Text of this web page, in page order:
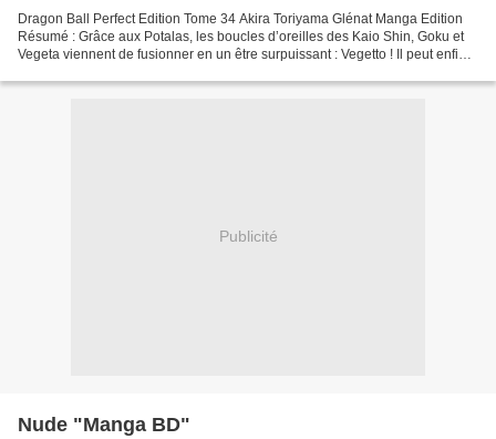
Dragon Ball Perfect Edition Tome 34 Akira Toriyama Glénat Manga Edition
Résumé : Grâce aux Potalas, les boucles d’oreilles des Kaio Shin, Goku et
Vegeta viennent de fusionner en un être surpuissant : Vegetto ! Il peut enfin
Publicité
Nude "Manga BD"